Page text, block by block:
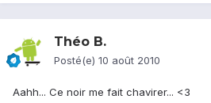
Théo B.
Posté(e) 10 août 2010
Aahh... Ce noir me fait chavirer... <3